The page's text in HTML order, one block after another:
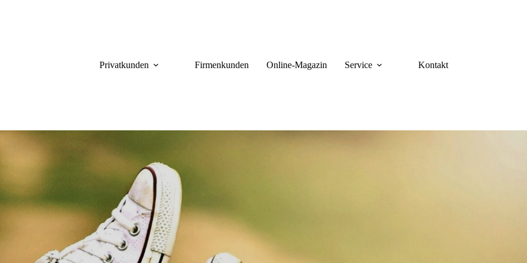
Privatkunden Firmenkunden Online-Magazin Service Kontakt